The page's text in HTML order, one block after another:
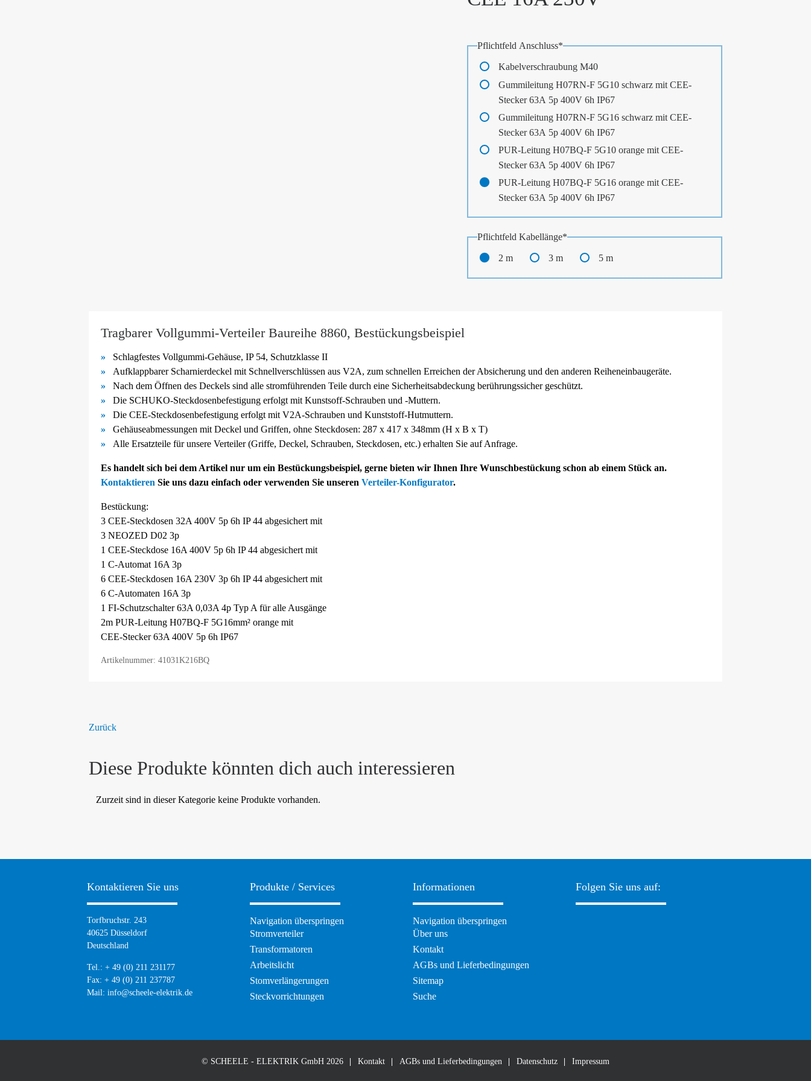
Pflichtfeld Anschluss*
Kabelverschraubung M40
Gummileitung H07RN-F 5G10 schwarz mit CEE-
Stecker 63A 5p 400V 6h IP67
Gummileitung H07RN-F 5G16 schwarz mit CEE-
Stecker 63A 5p 400V 6h IP67
PUR-Leitung H07BQ-F 5G10 orange mit CEE-
Stecker 63A 5p 400V 6h IP67
PUR-Leitung H07BQ-F 5G16 orange mit CEE-
Stecker 63A 5p 400V 6h IP67
Pflichtfeld Kabellänge*
2 m 3 m 5 m
Tragbarer Vollgummi-Verteiler Baureihe 8860, Bestückungsbeispiel
Schlagfestes Vollgummi-Gehäuse, IP 54, Schutzklasse II
Aufklappbarer Scharnierdeckel mit Schnellverschlüssen aus V2A, zum schnellen Erreichen der Absicherung und den anderen Reiheneinbaugeräte.
Nach dem Öffnen des Deckels sind alle stromführenden Teile durch eine Sicherheitsabdeckung berührungssicher geschützt.
Die SCHUKO-Steckdosenbefestigung erfolgt mit Kunstsoff-Schrauben und -Muttern.
Die CEE-Steckdosenbefestigung erfolgt mit V2A-Schrauben und Kunststoff-Hutmuttern.
Gehäuseabmessungen mit Deckel und Griffen, ohne Steckdosen: 287 x 417 x 348mm (H x B x T)
Alle Ersatzteile für unsere Verteiler (Griffe, Deckel, Schrauben, Steckdosen, etc.) erhalten Sie auf Anfrage.
Es handelt sich bei dem Artikel nur um ein Bestückungsbeispiel, gerne bieten wir Ihnen Ihre Wunschbestückung schon ab einem Stück an.
Kontaktieren Sie uns dazu einfach oder verwenden Sie unseren Verteiler-Konfigurator.
Bestückung:
3 CEE-Steckdosen 32A 400V 5p 6h IP 44 abgesichert mit
3 NEOZED D02 3p
1 CEE-Steckdose 16A 400V 5p 6h IP 44 abgesichert mit
1 C-Automat 16A 3p
6 CEE-Steckdosen 16A 230V 3p 6h IP 44 abgesichert mit
6 C-Automaten 16A 3p
1 FI-Schutzschalter 63A 0,03A 4p Typ A für alle Ausgänge
2m PUR-Leitung H07BQ-F 5G16mm² orange mit
CEE-Stecker 63A 400V 5p 6h IP67
Artikelnummer: 41031K216BQ
Zurück
Diese Produkte könnten dich auch interessieren
Zurzeit sind in dieser Kategorie keine Produkte vorhanden.
Kontaktieren Sie uns
Torfbruchstr. 243
40625 Düsseldorf
Deutschland
Tel.: + 49 (0) 211 231177
Fax: + 49 (0) 211 237787
Mail: info@scheele-elektrik.de
Produkte / Services
Navigation überspringen
Stromverteiler
Transformatoren
Arbeitslicht
Stomverlängerungen
Steckvorrichtungen
Informationen
Navigation überspringen
Über uns
Kontakt
AGBs und Lieferbedingungen
Sitemap
Suche
Folgen Sie uns auf:
© SCHEELE - ELEKTRIK GmbH 2026 Kontakt AGBs und Lieferbedingungen Datenschutz Impressum